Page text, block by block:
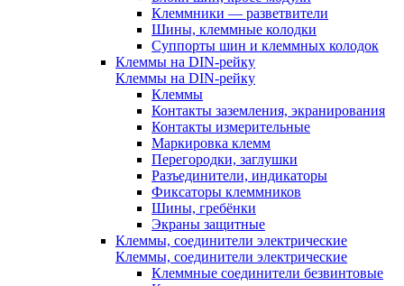
Клеммники — разветвители
Шины, клеммные колодки
Суппорты шин и клеммных колодок
Клеммы на DIN-рейку
Клеммы на DIN-рейку
Клеммы
Контакты заземления, экранирования
Контакты измерительные
Маркировка клемм
Перегородки, заглушки
Разъединители, индикаторы
Фиксаторы клеммников
Шины, гребёнки
Экраны защитные
Клеммы, соединители электрические
Клеммы, соединители электрические
Клеммные соединители безвинтовые